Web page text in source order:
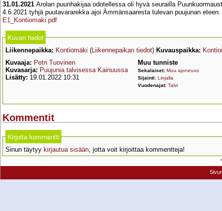
31.01.2021 Arolan puunhakijaa odotellessa oli hyvä seurailla
4.6.2021 tyhjä puutavararekka ajoi Ämmänsaaresta tulevan puujunan eteen.
E1_Kontiomaki.pdf
Kuvan tiedot
Liikennepaikka: Kontiomäki (Liikennepaikan tiedot) Kuvauspaikka:
Kuvaaja: Petri Tuovinen
Kuvasarja: Puujunia talvisessa Kainuussa
Lisätty: 19.01.2022 10:31
Muu tunniste
Sekalaiset: Muu ajoneuvo
Sijainti: Linjalla
Vuodenajat: Talvi
Kommentit
Kirjoita kommentti
Sinun täytyy kirjautua sisään, jotta voit kirjoittaa kommentteja!